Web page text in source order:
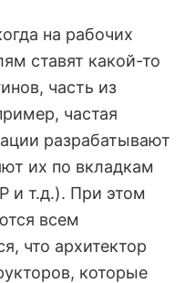
на рабочих
ставят какой-то
часть из
частая
разрабатывают
их по вкладкам
и т.д.). При этом
всем
что архитектор
которые